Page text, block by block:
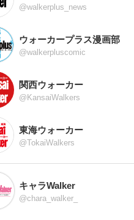
@walkerplus_news
ウォーカープラス漫画部
@walkerpluscomic
関西ウォーカー
@KansaiWalkers
東海ウォーカー
@TokaiWalkers
キャラWalker
@chara_walker_